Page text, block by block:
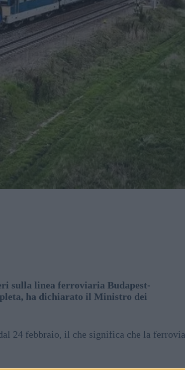
sulla linea ferroviaria Budapest-
ha dichiarato il Ministro dei
24 febbraio, il che significa che la ferrovia